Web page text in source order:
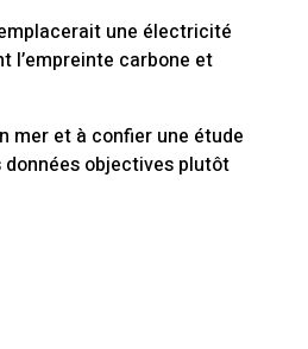
une électricité
l’empreinte carbone et
mer et à confier une étude
données objectives plutôt